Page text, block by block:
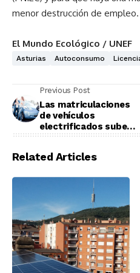
menor destrucción de empleo.
El Mundo Ecológico / UNEF
Asturias Autoconsumo
Previous Post
Las matriculaciones
de vehículos
electrificados suben
Related Articles